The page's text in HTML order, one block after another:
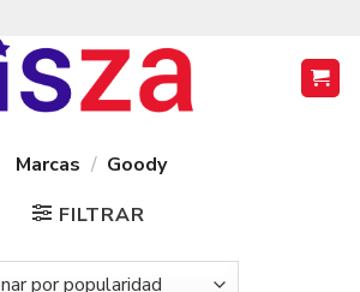
Marcas / Goody
FILTRAR